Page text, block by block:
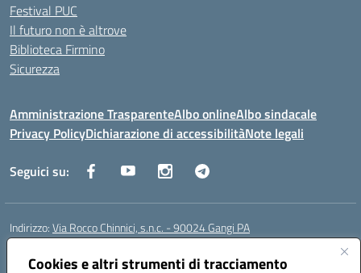
Cookies e altri strumenti di tracciamento
Festival PUC
Il futuro non è altrove
Biblioteca Firmino
Sicurezza
Amministrazione TrasparenteAlbo onlineAlbo sindacale
Privacy PolicyDichiarazione di accessibilitàNote legali
Seguici su:
Indirizzo:Via Rocco Chinnici, s.n.c. - 90024 Gangi PA
Centralino:
Posta elettronica certificata (PEC):pais01700b@pec.istruzione.it